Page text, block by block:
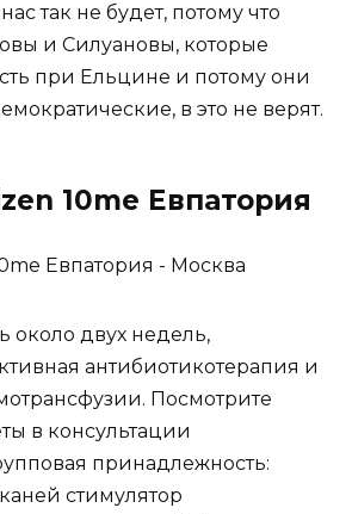
так не будет, потому что
и Силуановы, которые
при Ельцине и потому они
в это не верят.
10me Евпатория
Евпатория - Москва
около двух недель,
антибиотикотерапия и
Посмотрите
в консультации
принадлежность:
стимулятор